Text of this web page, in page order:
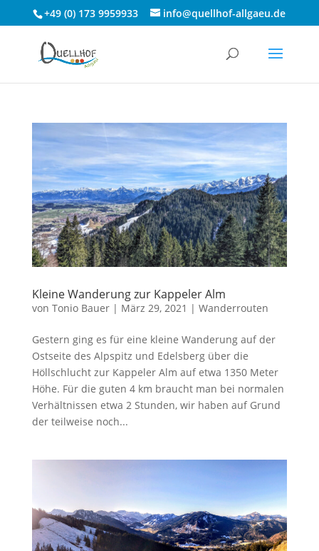
+49 (0) 173 9959933 info@quellhof-allgaeu.de
Kleine Wanderung zur Kappeler Alm
von Tonio Bauer| März 29, 2021 | Wanderrouten
Gestern ging es für eine kleine Wanderung auf der
Ostseite des Alpspitz und Edelsberg über die
Höllschlucht zur Kappeler Alm auf etwa 1350 Meter
Höhe. Für die guten 4 km braucht man bei normalen
Verhältnissen etwa 2 Stunden, wir haben auf Grund
der teilweise noch...